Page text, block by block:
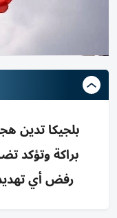
بلجيكا تدين
براكة وتؤكد
رفض أي